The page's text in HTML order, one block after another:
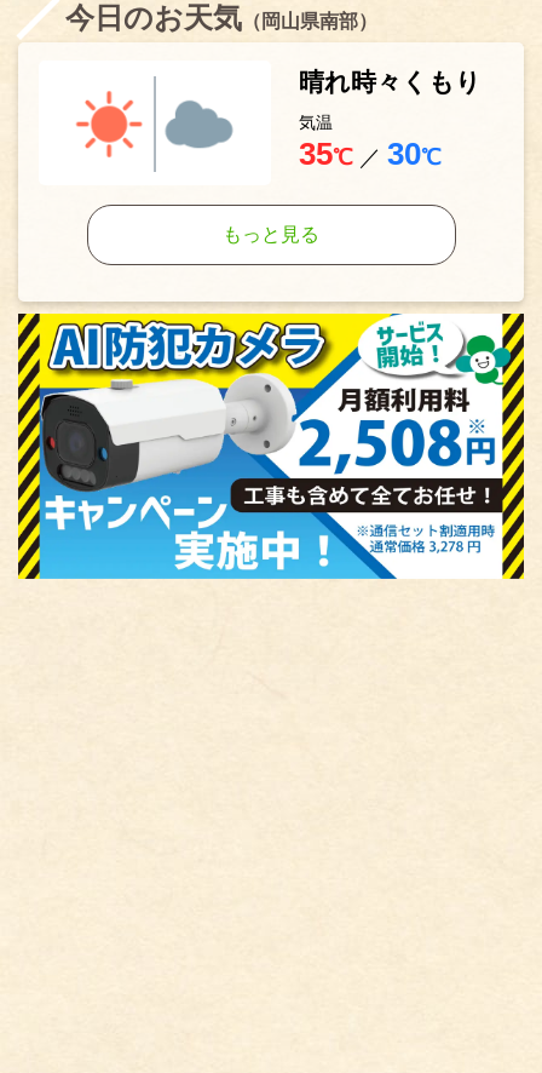
今日のお天気 （岡山県南部）
晴れ時々くもり
気温
35℃ ／ 30℃
もっと見る